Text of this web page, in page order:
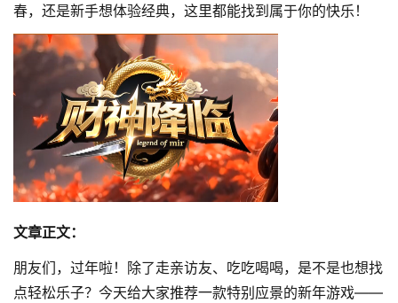
春，还是新手想体验经典，这里都能找到属于你的快乐！
文章正文：
朋友们，过年啦！除了走亲访友、吃吃喝喝，是不是也想找
点轻松乐子？今天给大家推荐一款特别应景的新年游戏——